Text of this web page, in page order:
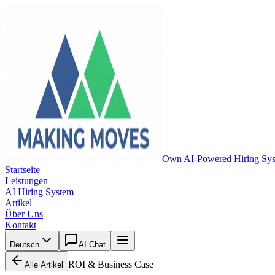
Own AI-Powered Hiring
Startseite
Leistungen
AI Hiring System
Artikel
Über Uns
Kontakt
Deutsch AI Chat
Alle Artikel ROI & Business Case